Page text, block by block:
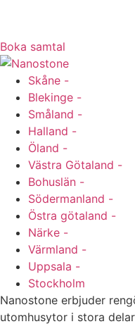
Boka samtal
Skåne -
Blekinge -
Småland -
Halland -
Öland -
Västra Götaland -
Bohuslän -
Södermanland -
Östra götaland -
Närke -
Värmland -
Uppsala -
Stockholm
Nanostone erbjuder
utomhusytor i stora